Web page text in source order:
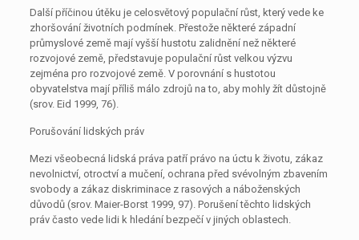
Další příčinou útěku je celosvětový populační růst, který vede ke
zhoršování životních podmínek. Přestože některé západní
průmyslové země mají vyšší hustotu zalidnění než některé
rozvojové země, představuje populační růst velkou výzvu
zejména pro rozvojové země. V porovnání s hustotou
obyvatelstva mají příliš málo zdrojů na to, aby mohly žít důstojně
(srov. Eid 1999, 76).
Porušování lidských práv
Mezi všeobecná lidská práva patří právo na úctu k životu, zákaz
nevolnictví, otroctví a mučení, ochrana před svévolným zbavením
svobody a zákaz diskriminace z rasových a náboženských
důvodů (srov. Maier-Borst 1999, 97). Porušení těchto lidských
práv často vede lidi k hledání bezpečí v jiných oblastech.